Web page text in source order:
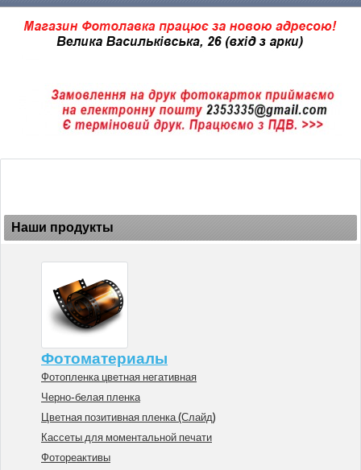
Наши продукты
Фотоматериалы
Фотопленка цветная негативная
Черно-белая пленка
Цветная позитивная пленка (Слайд)
Кассеты для моментальной печати
Фотореактивы